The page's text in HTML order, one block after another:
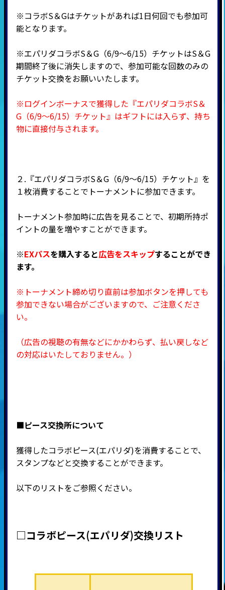
※コラボS＆Gはチケットがあれば1日何回でも参加可
能となります。
※エパリダコラボS＆G（6/9～6/15）チケットはS＆G
期間終了後に消失しますので、参加可能な回数のみの
チケット交換をお願いいたします。
※ログインボーナスで獲得した『エパリダコラボS＆
G（6/9～6/15）チケット』はギフトには入らず、持ち
物に直接付与されます。
２.『エパリダコラボS＆G（6/9～6/15）チケット』を
１枚消費することでトーナメントに参加できます。
トーナメント参加時に広告を見ることで、初期所持ポ
イントの量を増やすことができます。
※EXパスを購入すると広告をスキップすることができ
ます。
※トーナメント締め切り直前は参加ボタンを押しても
参加できない場合がございますので、ご注意くださ
い。
（広告の視聴の有無などにかかわらず、払い戻しなど
の対応はいたしておりません。）
■ピース交換所について
獲得したコラボピース(エパリダ)を消費することで、
スタンプなどと交換することができます。
以下のリストをご参照ください。
□コラボピース(エパリダ)交換リスト